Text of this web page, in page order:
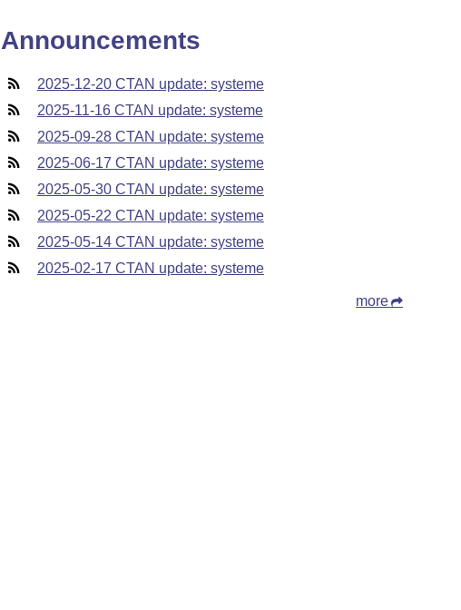
Announcements
2025-12-20 CTAN update: systeme
2025-11-16 CTAN update: systeme
2025-09-28 CTAN update: systeme
2025-06-17 CTAN update: systeme
2025-05-30 CTAN update: systeme
2025-05-22 CTAN update: systeme
2025-05-14 CTAN update: systeme
2025-02-17 CTAN update: systeme
more